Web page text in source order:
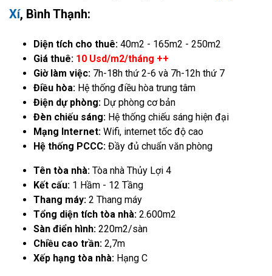
Xí, Bình Thạnh:
Diện tích cho thuê: 40m2 - 165m2 - 250m2
Giá thuê: 10 Usd/m2/tháng ++
Giờ làm việc: 7h-18h thứ 2-6 và 7h-12h thứ 7
Điều hòa: Hệ thống điều hòa trung tâm
Điện dự phòng: Dự phòng cơ bản
Đèn chiếu sáng: Hệ thống chiếu sáng hiện đại
Mạng Internet: Wifi, internet tốc độ cao
Hệ thống PCCC: Đầy đủ chuẩn văn phòng
Tên tòa nhà: Tòa nhà Thủy Lợi 4
Kết cấu: 1 Hầm - 12 Tầng
Thang máy: 2 Thang máy
Tổng diện tích tòa nhà: 2.600m2
Sàn điển hình: 220m2/sàn
Chiều cao trần: 2,7m
Xếp hạng tòa nhà: Hạng C